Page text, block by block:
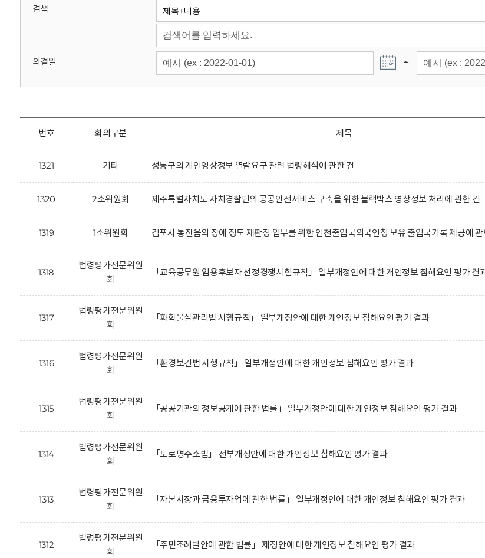
검색
의결일 ~
번호 회의구분 제목
1321 기타 성동구의 개인영상정보 열람요구 관련 법령해석에 관한 건
1320 2소위원회 제주특별자치도 자치경찰단의 공공안전서비스 구축을 위한 블랙박스 영상정보 처리에 관한 건
1319 1소위원회 김포시 통진읍의 장애 정도 재판정 업무를 위한 인천출입국외국인청 보유 출입국기록 제공에 관
1318
법령평가전문위원
회
「교육공무원 임용후보자 선정경쟁시험규칙」 일부개정안에 대한 개인정보 침해요인 평가 결
1317
법령평가전문위원
회
「화학물질관리법 시행규칙」 일부개정안에 대한 개인정보 침해요인 평가 결과
1316
법령평가전문위원
회
「환경보건법 시행규칙」 일부개정안에 대한 개인정보 침해요인 평가 결과
1315
법령평가전문위원
회
「공공기관의 정보공개에 관한 법률」 일부개정안에 대한 개인정보 침해요인 평가 결과
1314
법령평가전문위원
회
「도로명주소법」 전부개정안에 대한 개인정보 침해요인 평가 결과
1313
법령평가전문위원
회
「자본시장과 금융투자업에 관한 법률」 일부개정안에 대한 개인정보 침해요인 평가 결과
1312
법령평가전문위원
회
「주민조례발안에 관한 법률」 제정안에 대한 개인정보 침해요인 평가 결과